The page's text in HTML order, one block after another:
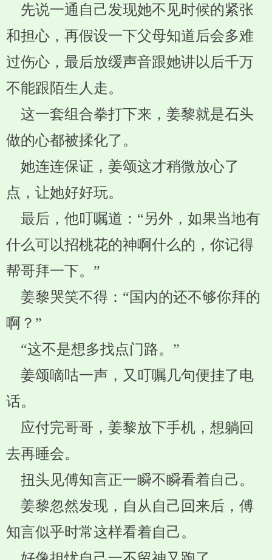
先说一通自己发现她不见时候的紧张
和担心，再假设一下父母知道后会多难
过伤心，最后放缓声音跟她讲以后千万
不能跟陌生人走。
这一套组合拳打下来，姜黎就是石头
做的心都被揉化了。
她连连保证，姜颂这才稍微放心了
点，让她好好玩。
最后，他叮嘱道：“另外，如果当地有
什么可以招桃花的神啊什么的，你记得
帮哥拜一下。”
姜黎哭笑不得：“国内的还不够你拜的
啊？”
“这不是想多找点门路。”
姜颂嘀咕一声，又叮嘱几句便挂了电
话。
应付完哥哥，姜黎放下手机，想躺回
去再睡会。
扭头见傅知言正一瞬不瞬看着自己。
姜黎忽然发现，自从自己回来后，傅
知言似乎时常这样看着自己。